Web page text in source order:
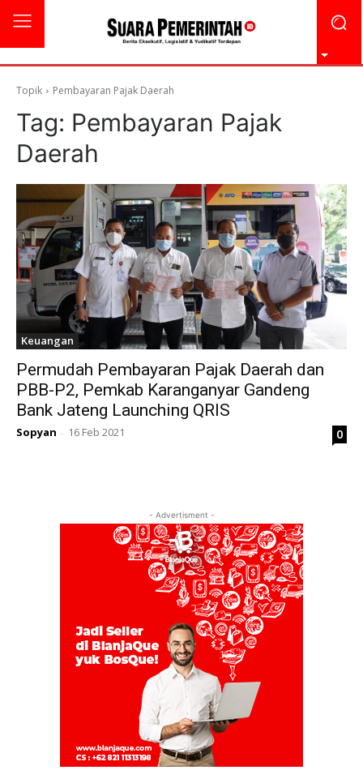
Topik Pembayaran Pajak Daerah
Tag: Pembayaran Pajak
Daerah
Keuangan
Permudah Pembayaran Pajak Daerah dan
PBB-P2, Pemkab Karanganyar Gandeng
Bank Jateng Launching QRIS
Sopyan - 16 Feb 2021 0
- Advertisment -